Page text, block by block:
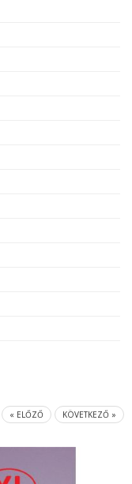
« ELŐZŐ KÖVETKEZŐ »